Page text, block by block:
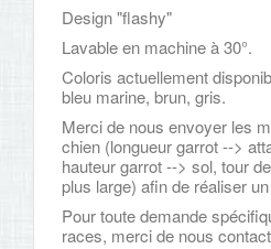
Design "flashy"
Lavable en machine à 30°.
Coloris actuellement
bleu marine, brun, gris.
Merci de nous envoyer les
chien (longueur garrot -->
hauteur garrot --> sol, tour
plus large) afin de réaliser
Pour toute demande
races, merci de nous